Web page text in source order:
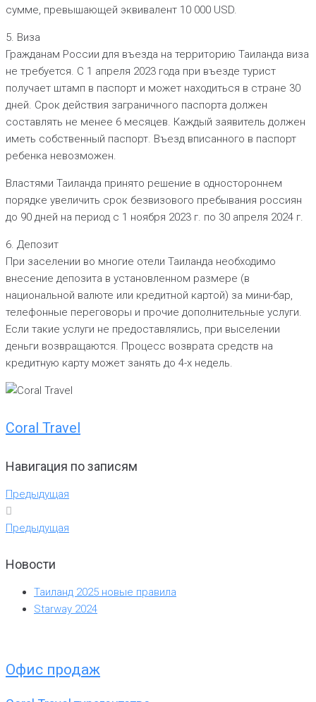
сумме, превышающей эквивалент 10 000 USD.
5. Виза
Гражданам России для въезда на территорию Таиланда виза
не требуется. С 1 апреля 2023 года при въезде турист
получает штамп в паспорт и может находиться в стране 30
дней. Срок действия заграничного паспорта должен
составлять не менее 6 месяцев. Каждый заявитель должен
иметь собственный паспорт. Въезд вписанного в паспорт
ребенка невозможен.
Властями Таиланда принято решение в одностороннем
порядке увеличить срок безвизового пребывания россиян
до 90 дней на период с 1 ноября 2023 г. по 30 апреля 2024 г.
6. Депозит
При заселении во многие отели Таиланда необходимо
внесение депозита в установленном размере (в
национальной валюте или кредитной картой) за мини-бар,
телефонные переговоры и прочие дополнительные услуги.
Если такие услуги не предоставлялись, при выселении
деньги возвращаются. Процесс возврата средств на
кредитную карту может занять до 4-х недель.
Coral Travel
Навигация по записям
Предыдущая
Предыдущая
Новости
Таиланд 2025 новые правила
Starway 2024
Офис продаж